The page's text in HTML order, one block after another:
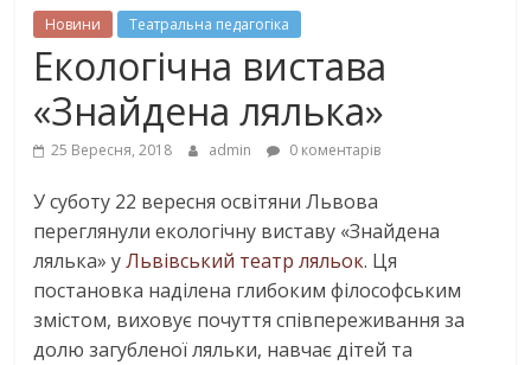
Новини Театральна педагогіка
Екологічна вистава
«Знайдена лялька»
25 Вересня, 2018 admin 0 коментарів
У суботу 22 вересня освітяни Львова
переглянули екологічну виставу «Знайдена
лялька» уЛьвівський театр ляльок. Ця
постановка наділена глибоким філософським
змістом, виховує почуття співпереживання за
долю загубленої ляльки, навчає дітей та